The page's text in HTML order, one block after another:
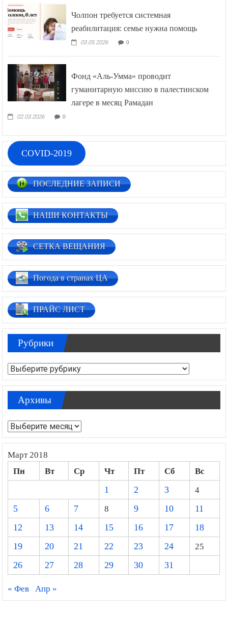
Чолпон требуется системная
реабилитация: семье нужна помощь
03.05.2026 0
Фонд «Аль-Умма» проводит
гуманитарную миссию в палестинском
лагере в месяц Рамадан
02.03.2026 0
COVID-2019
ПОСЛЕДНИЕ ЗАПИСИ
НАШИ КОНТАКТЫ
СЕТКА ВЕЩАНИЯ
Погода в странах ЦА
ПРАЙС ЛИСТ
Рубрики
Рубрики
Архивы
Архивы
Март 2018
Пн Вт Ср Чт Пт Сб
Вс
1
2 3
4
5
6 7 8 9 10
11
12
13 14 15 16 17
18
19
20 21 22 23 24
25
26
27 28 29 30 31
« Фев Апр »